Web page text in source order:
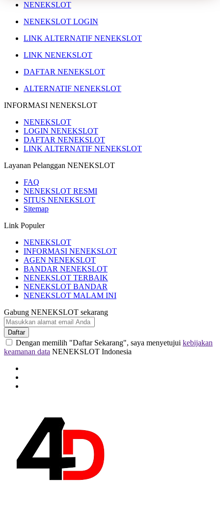
NENEKSLOT
NENEKSLOT LOGIN
LINK ALTERNATIF NENEKSLOT
LINK NENEKSLOT
DAFTAR NENEKSLOT
ALTERNATIF NENEKSLOT
INFORMASI NENEKSLOT
NENEKSLOT
LOGIN NENEKSLOT
DAFTAR NENEKSLOT
LINK ALTERNATIF NENEKSLOT
Layanan Pelanggan NENEKSLOT
FAQ
NENEKSLOT RESMI
SITUS NENEKSLOT
Sitemap
Link Populer
NENEKSLOT
INFORMASI NENEKSLOT
AGEN NENEKSLOT
BANDAR NENEKSLOT
NENEKSLOT TERBAIK
NENEKSLOT BANDAR
NENEKSLOT MALAM INI
Gabung NENEKSLOT sekarang
Daftar
Dengan memilih "Daftar Sekarang", saya menyetujui kebijakan
keamanan data NENEKSLOT Indonesia